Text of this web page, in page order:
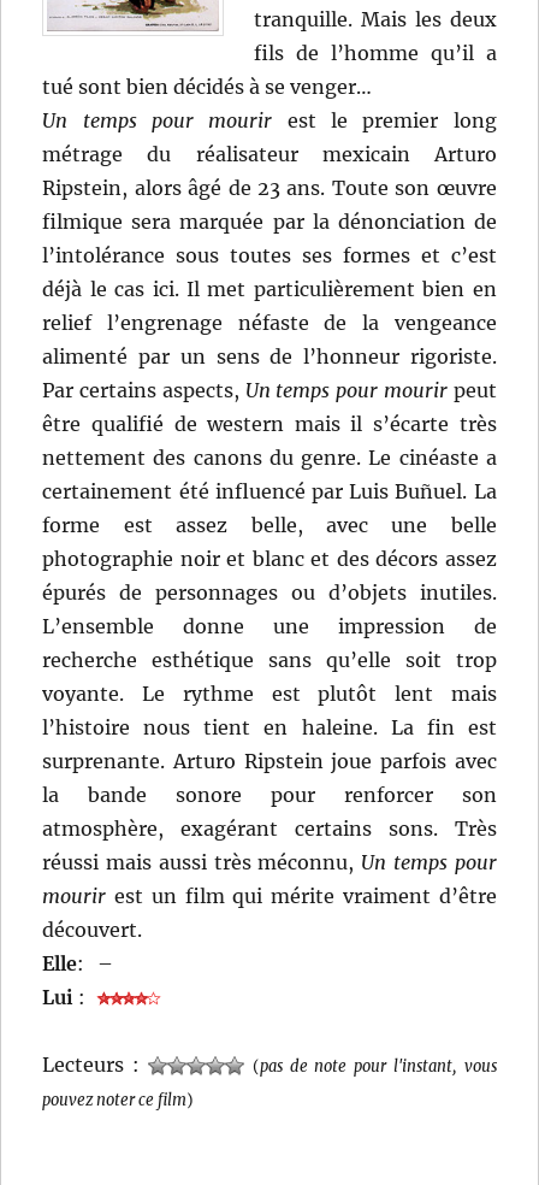
tranquille. Mais les deux
fils de l’homme qu’il a
tué sont bien décidés à se venger…
Un temps pour mourir est le premier long
métrage du réalisateur mexicain Arturo
Ripstein, alors âgé de 23 ans. Toute son œuvre
filmique sera marquée par la dénonciation de
l’intolérance sous toutes ses formes et c’est
déjà le cas ici. Il met particulièrement bien en
relief l’engrenage néfaste de la vengeance
alimenté par un sens de l’honneur rigoriste.
Par certains aspects, Un temps pour mourirpeut
être qualifié de western mais il s’écarte très
nettement des canons du genre. Le cinéaste a
certainement été influencé par Luis Buñuel. La
forme est assez belle, avec une belle
photographie noir et blanc et des décors assez
épurés de personnages ou d’objets inutiles.
L’ensemble donne une impression de
recherche esthétique sans qu’elle soit trop
voyante. Le rythme est plutôt lent mais
l’histoire nous tient en haleine. La fin est
surprenante. Arturo Ripstein joue parfois avec
la bande sonore pour renforcer son
atmosphère, exagérant certains sons. Très
réussi mais aussi très méconnu, Un temps pour
mourir est un film qui mérite vraiment d’être
découvert.
Elle:
–
Lui :
Lecteurs : (pas de note pour l'instant, vous
pouvez noter ce film)